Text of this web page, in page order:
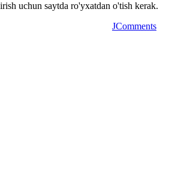
uchun saytda ro'yxatdan o'tish kerak.
JComments